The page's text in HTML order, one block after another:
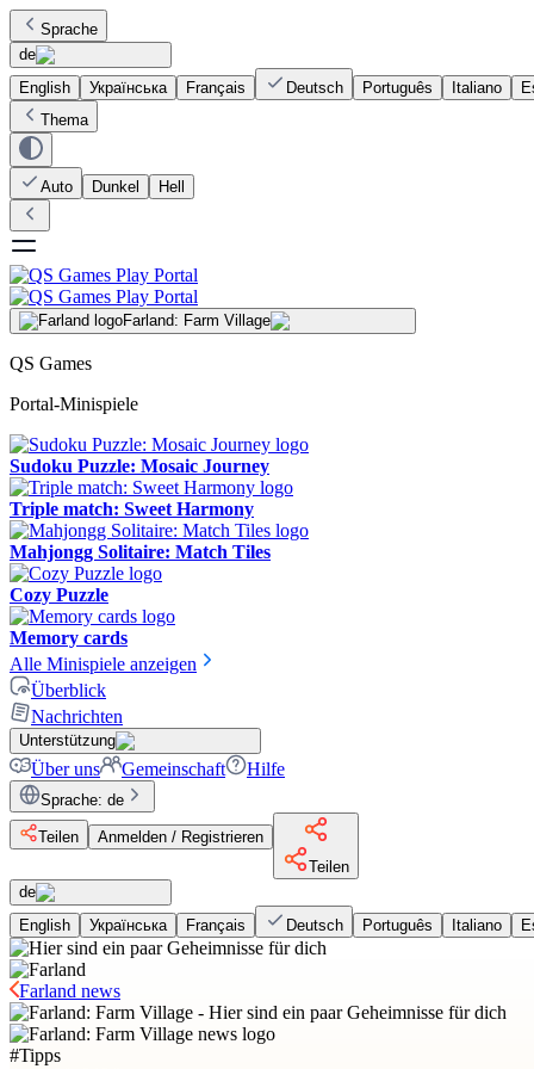
Sprache
de
English
Українська Français Deutsch Português Italiano
Thema
Auto Dunkel Hell
Farland: Farm Village
QS Games
Portal-Minispiele
Sudoku Puzzle: Mosaic Journey
Triple match: Sweet Harmony
Mahjongg Solitaire: Match Tiles
Cozy Puzzle
Memory cards
Alle Minispiele anzeigen
Überblick
Nachrichten
Unterstützung
Über uns Gemeinschaft Hilfe
Sprache: de
Teilen
Anmelden / Registrieren
Teilen
de
English
Українська Français Deutsch Português Italiano
Farland news
#Tipps